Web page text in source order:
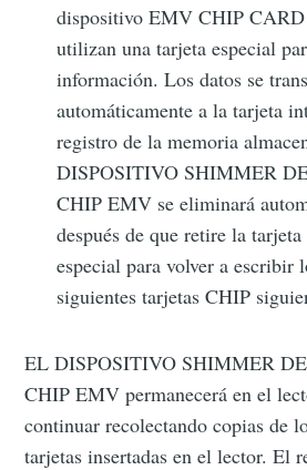
dispositivo EMV CHIP
utilizan una tarjeta especial
información. Los datos se
automáticamente a la tarjeta
registro de la memoria
DISPOSITIVO SHIMMER
CHIP EMV se eliminará
después de que retire la
especial para volver a escribir
siguientes tarjetas CHIP
EL DISPOSITIVO SHIMMER
CHIP EMV permanecerá en el
continuar recolectando copias de
tarjetas insertadas en el lector. El